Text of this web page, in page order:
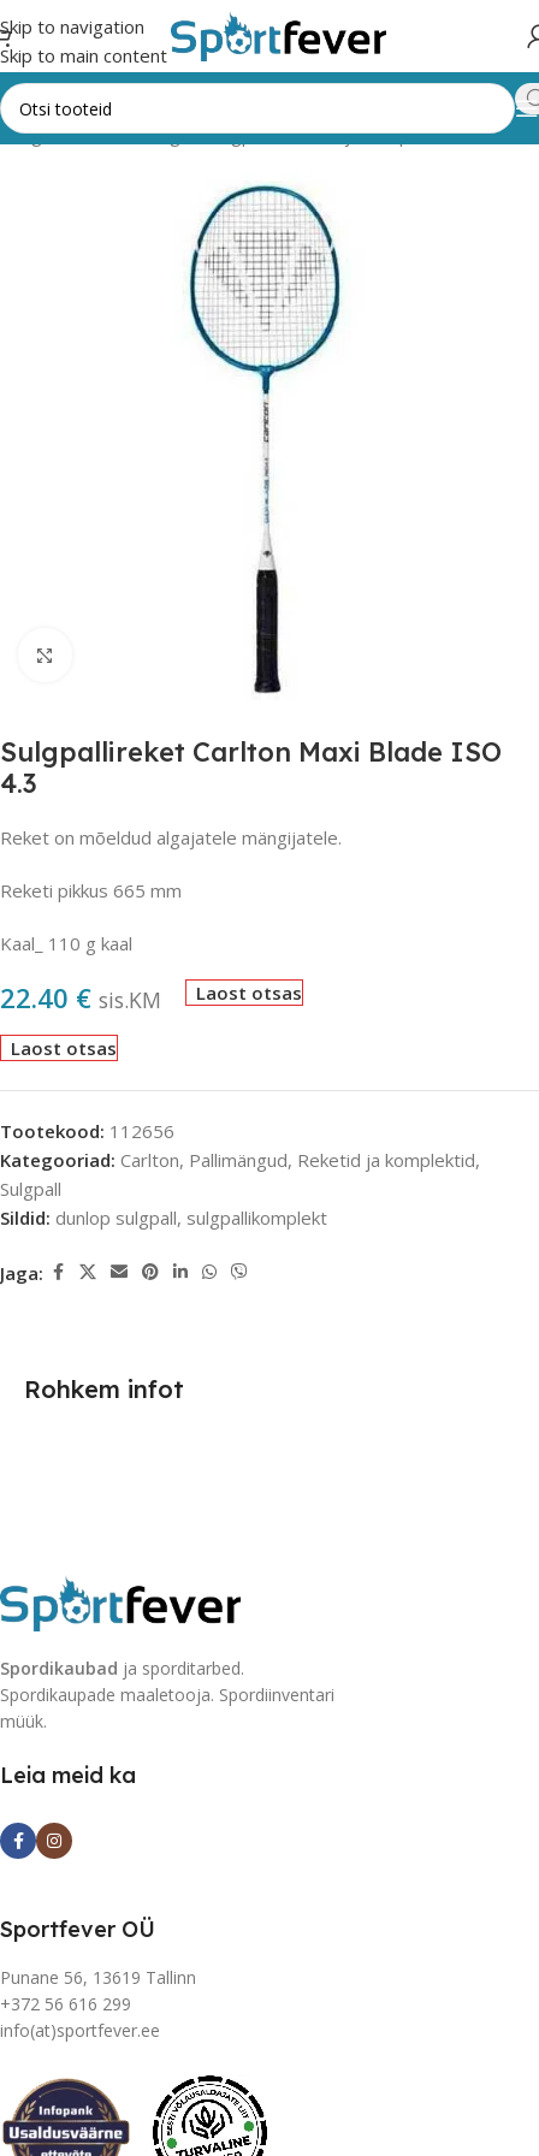
Skip to navigation
Skip to main content
Pallimängud Sulgpall Reketid ja komplektid Carlton
Suurendamiseks klõpsake
Sulgpallireket Carlton Maxi Blade ISO
4.3
Reket on mõeldud algajatele mängijatele.
Reketi pikkus 665 mm
Kaal_ 110 g kaal
22.40 € sis.KM Laost otsas
Laost otsas
Tootekood: 112656
Kategooriad: Carlton, Pallimängud, Reketid ja komplektid,
Sulgpall
Sildid: dunlop sulgpall, sulgpallikomplekt
Jaga:
Rohkem infot
Spordikaubad ja sporditarbed.
Spordikaupade maaletooja. Spordiinventari
müük.
Leia meid ka
Sportfever OÜ
Punane 56, 13619 Tallinn
+372 56 616 299
info(at)sportfever.ee